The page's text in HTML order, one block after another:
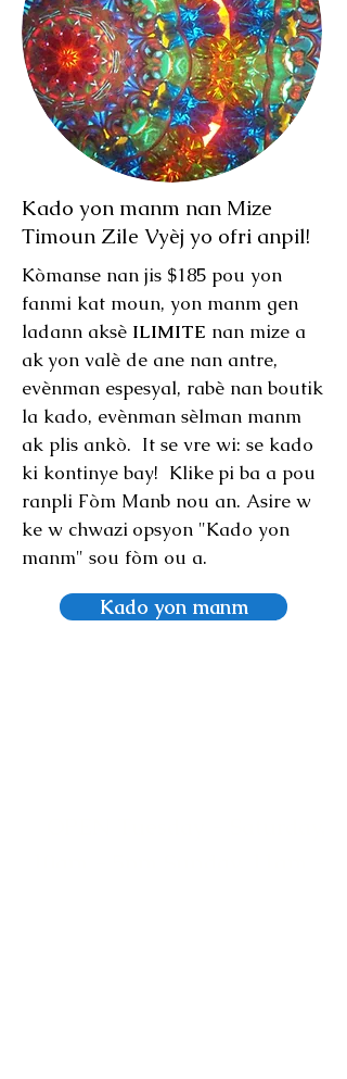
Kado yon manm nan Mize
Timoun Zile Vyèj yo ofri anpil!
Kòmanse nan jis $185 pou yon
fanmi kat moun, yon manm gen
ladann aksè ILIMITE nan mize a
akyon valè de ane nan antre,
evènman espesyal, rabè nan boutik
la kado, evènman sèlman manm
ak plis ankò. It se vre wi: se kado
ki kontinye bay! Klike pi ba a pou
ranpli Fòm Manb nou an. Asire w
ke w chwazi opsyon "Kado yon
manm" sou fòm ou a.
Kado yon manm